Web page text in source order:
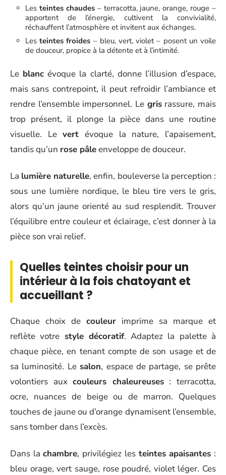
Les teintes chaudes– terracotta, jaune, orange, rouge –
apportent de l’énergie, cultivent la convivialité,
réchauffent l’atmosphère et invitent aux échanges.
Lesteintes froides – bleu, vert, violet – posent un voile
de douceur, propice à la détente et à l’intimité.
Le blanc évoque la clarté, donne l’illusion d’espace,
mais sans contrepoint, il peut refroidir l’ambiance et
rendre l’ensemble impersonnel. Le grisrassure, mais
trop présent, il plonge la pièce dans une routine
visuelle. Levert évoque la nature, l’apaisement,
tandis qu’un rose pâleenveloppe de douceur.
La lumière naturelle, enfin, bouleverse la perception :
sous une lumière nordique, le bleu tire vers le gris,
alors qu’un jaune orienté au sud resplendit. Trouver
l’équilibre entre couleur et éclairage, c’est donner à la
pièce son vrai relief.
Quelles teintes choisir pour un
intérieur à la fois chatoyant et
accueillant ?
Chaque choix de couleur imprime sa marque et
reflète votre style décoratif. Adaptez la palette à
chaque pièce, en tenant compte de son usage et de
sa luminosité. Le salon, espace de partage, se prête
volontiers auxcouleurs chaleureuses: terracotta,
ocre, nuances de beige ou de marron. Quelques
touches de jaune ou d’orange dynamisent l’ensemble,
sans tomber dans l’excès.
Dans lachambre, privilégiez les teintes apaisantes :
bleu orage, vert sauge, rose poudré, violet léger. Ces